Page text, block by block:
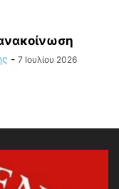
- 7 Ιουλίου 2026